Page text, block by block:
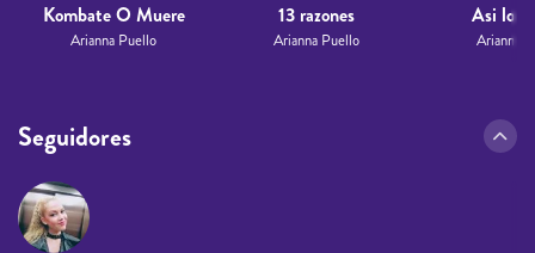
Kombate O Muere
Arianna Puello
13 razones
Arianna Puello
Asi lo
Arianna
Seguidores